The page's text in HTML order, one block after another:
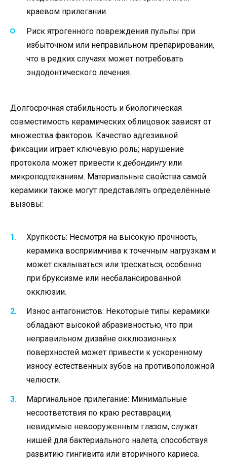
краевом прилегании.
Риск ятрогенного повреждения пульпы при
избыточном или неправильном препарировании,
что в редких случаях может потребовать
эндодонтического лечения.
Долгосрочная стабильность и биологическая
совместимость керамических облицовок зависят от
множества факторов. Качество адгезивной
фиксации играет ключевую роль; нарушение
протокола может привести к дебондингуили
микроподтеканиям. Материальные свойства самой
керамики также могут представлять определённые
вызовы:
Хрупкость: Несмотря на высокую прочность,
керамика восприимчива к точечным нагрузкам и
может скалываться или трескаться, особенно
при бруксизме или несбалансированной
окклюзии.
Износ антагонистов: Некоторые типы керамики
обладают высокой абразивностью, что при
неправильном дизайне окклюзионных
поверхностей может привести к ускоренному
износу естественных зубов на противоположной
челюсти.
Маргинальное прилегание: Минимальные
несоответствия по краю реставрации,
невидимые невооруженным глазом, служат
нишей для бактериального налета, способствуя
развитию гингивита или вторичного кариеса.